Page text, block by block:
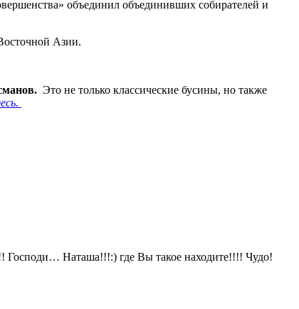
объединил объединивших собирателей и
Азии.
Это не только классические бусины, но также
Наташа!!!:) где Вы такое находите!!!! Чудо!